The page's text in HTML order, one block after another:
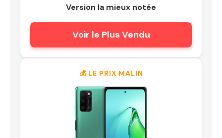
Version la mieux notée
Voir le Plus Vendu
💰 LE PRIX MALIN